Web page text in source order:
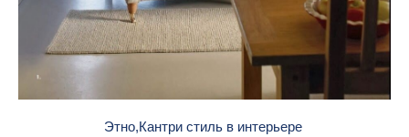
Этно,Кантри стиль в интерьере